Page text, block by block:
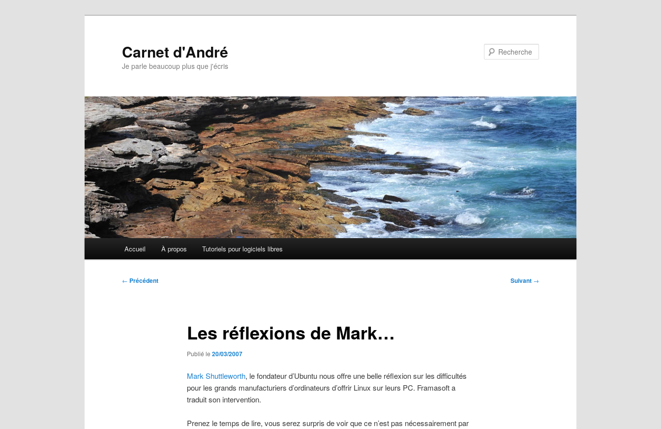
Carnet d'André
Je parle beaucoup plus que j'écris
Accueil À propos Tutoriels pour logiciels libres
Navigation
← Précédent Suivant →
Les réflexions de Mark…
Publié le 20/03/2007
Mark Shuttleworth, le fondateur d’Ubuntu nous offre une belle réflexion sur les difficultés
pour les grands manufacturiers d’ordinateurs d’offrir Linux sur leurs PC. Framasoft a
traduit son intervention.
Prenez le temps de lire, vous serez surpris de voir que ce n’est pas nécessairement par